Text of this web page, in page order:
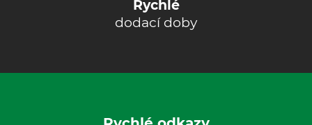
Rychlé
dodací doby